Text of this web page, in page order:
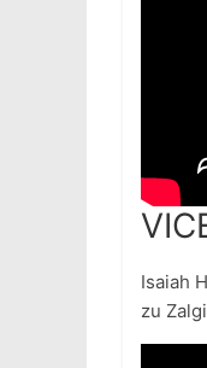
Isaiah
zu